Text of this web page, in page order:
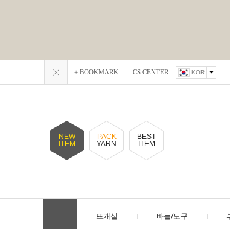
+ BOOKMARK CS CENTER KOR
NEW
ITEM
PACK
YARN
BEST
ITEM
뜨개실 바늘/도구